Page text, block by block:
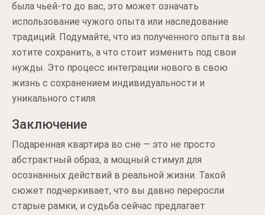
была чьей-то до вас, это может означать
использование чужого опыта или наследование
традиций. Подумайте, что из полученного опыта вы
хотите сохранить, а что стоит изменить под свои
нужды. Это процесс интеграции нового в свою
жизнь с сохранением индивидуальности и
уникального стиля.
Заключение
Подаренная квартира во сне — это не просто
абстрактный образ, а мощный стимул для
осознанных действий в реальной жизни. Такой
сюжет подчеркивает, что вы давно переросли
старые рамки, и судьба сейчас предлагает